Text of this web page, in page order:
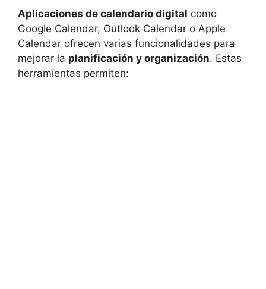
Aplicaciones de calendario digital como
Google Calendar, Outlook Calendar o Apple
Calendar ofrecen varias funcionalidades para
mejorar la planificación y organización. Estas
herramientas permiten: